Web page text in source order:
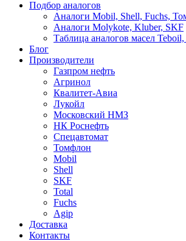
Подбор аналогов
Аналоги Mobil, Shell, Fuchs,
Аналоги Molykote, Kluber, SKF
Таблица аналогов масел
Блог
Производители
Газпром нефть
Агринол
Квалитет-Авиа
Лукойл
Московский НМЗ
НК Роснефть
Спецавтомат
Томфлон
Mobil
Shell
SKF
Total
Fuchs
Agip
Доставка
Контакты